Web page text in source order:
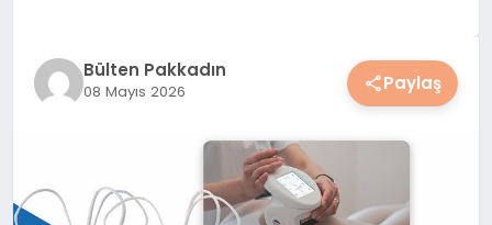
YAŞAM
KIMDIR?
Bülten Pakkadın
08 Mayıs 2026 Paylaş